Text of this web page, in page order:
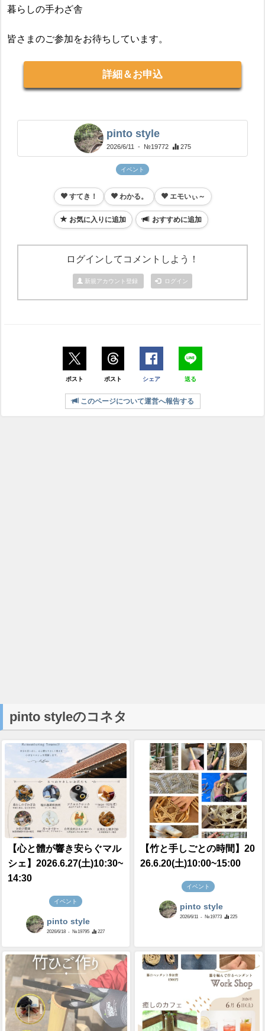
暮らしの手わざ舎
皆さまのご参加をお待ちしています。
詳細＆お申込
pinto style
2026/6/11 - №19772 275
イベント
すてき！ わかる。 エモいぃ～
お気に入りに追加 おすすめに追加
ログインしてコメントしよう！
新規アカウント登録 ログイン
ポスト ポスト シェア 送る
このページについて運営へ報告する
pinto styleのコネタ
【心と體が響き安らぐマル
シェ】2026.6.27(土)10:30~
14:30
イベント
pinto style
2026/6/18 - №19795 227
【竹と手しごとの時間】20
26.6.20(土)10:00~15:00
イベント
pinto style
2026/6/11 - №19773 225